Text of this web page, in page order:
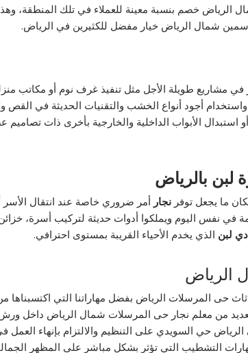
الرياض خصم بنسبة معينة للعملاء في تلك المنطقة،
شمال الرياض خيار مفضل للكثيرين في الرياض.
في مشاريع طويلة الأجل مثل تنفيذ غرف نوم أو مكاتب
واستخدام أجود أنواع الخشب والتقنيات الحديثة في القص
الأبواب الداخلية والخارجية بأخرى ذات
بالرياض
ما يجعل توفر نجار أمر ضروري خاصة عند انتقال
في نفس اليوم ويملكوا أدوات حديثة لتركيب أسرة،
لبن الذي يخدم الأحياء القريبة بمستوى احترافي.
الرياض
حى المرسلات الرياض بفضل مهاراتنا التي اكتسبناها
من معلم نجار حى المرسلات شمال الرياض داخل ورش
حي السويدي على التنظيم والالتزام بإنهاء العمل
التشطيب التي تؤثر بشكل مباشر على المظهر